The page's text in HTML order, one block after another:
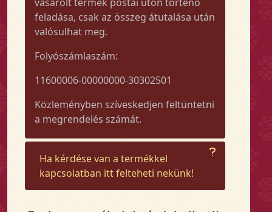
feladása, csak az összeg átutalása után
valósulhat meg.
Folyószámlaszám:
11600006-00000000-30302501
Közleményben szíveskedjen feltüntetni
a megrendelés számát.
Ha kérdése van a termékkel
kapcsolatban itt felteheti nekünk!